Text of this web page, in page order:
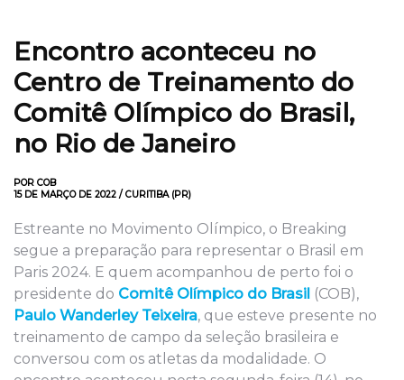
Encontro aconteceu no
Centro de Treinamento do
Comitê Olímpico do Brasil,
no Rio de Janeiro
POR COB
15 DE MARÇO DE 2022 / CURITIBA (PR)
Estreante no Movimento Olímpico, o Breaking
segue a preparação para representar o Brasil em
Paris 2024. E quem acompanhou de perto foi o
presidente do Comitê Olímpico do Brasil (COB),
Paulo Wanderley Teixeira, que esteve presente no
treinamento de campo da seleção brasileira e
conversou com os atletas da modalidade. O